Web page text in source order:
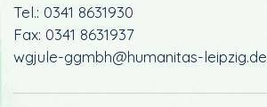
Tel.: 0341 8631930
Fax: 0341 8631937
wgjule-ggmbh@humanitas-leipzig.de